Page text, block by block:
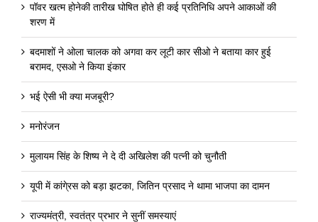
पॉवर खत्म होनेकी तारीख घोषित होते ही कई प्रतिनिधि अपने आकाओं की
शरण में
बदमाशों ने ओला चालक को अगवा कर लूटी कार सीओ ने बताया कार हुई
बरामद, एसओ ने किया इंकार
भई ऐसी भी क्या मजबूरी?
मनोरंजन
मुलायम सिंह के शिष्य ने दे दी अखिलेश की पत्नी को चुनौती
यूपी में कांगे्रस को बड़ा झटका, जितिन प्रसाद ने थामा भाजपा का दामन
राज्यमंत्री, स्वतंत्र प्रभार ने सुनीं समस्याएं